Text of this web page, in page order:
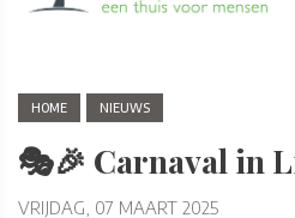
HOME NIEUWS
🎭🎉 Carnaval in
VRIJDAG, 07 MAART 2025